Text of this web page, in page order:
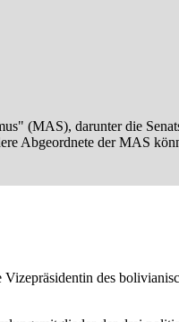
(MAS), darunter die
Abgeordnete der MAS
des